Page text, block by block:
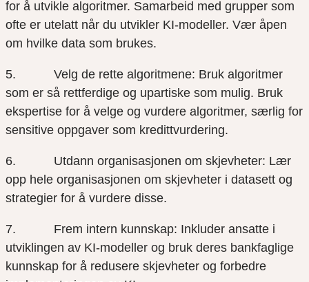
for å utvikle algoritmer. Samarbeid med grupper som
ofte er utelatt når du utvikler KI-modeller. Vær åpen
om hvilke data som brukes.
5. Velg de rette algoritmene: Bruk algoritmer
som er så rettferdige og upartiske som mulig. Bruk
ekspertise for å velge og vurdere algoritmer, særlig for
sensitive oppgaver som kredittvurdering.
6. Utdann organisasjonen om skjevheter: Lær
opp hele organisasjonen om skjevheter i datasett og
strategier for å vurdere disse.
7. Frem intern kunnskap: Inkluder ansatte i
utviklingen av KI-modeller og bruk deres bankfaglige
kunnskap for å redusere skjevheter og forbedre